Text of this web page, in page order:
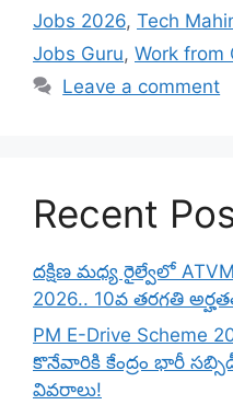
Jobs 2026, Tech
Jobs Guru, Work from
Leave a comment
Recent
దక్షిణ మధ్య రైల్వేలో
2026.. 10వ తరగతి
PM E-Drive Scheme
కొనేవారికి కేంద్రం భారీ
వివరాలు!